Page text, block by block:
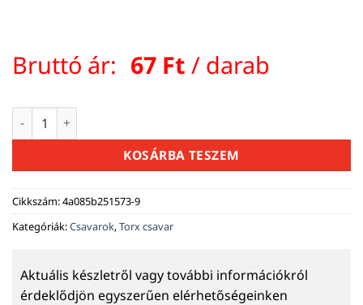
Bruttó ár: 67 Ft / darab
Faszerkezeti csavar lapos nagyfejű önmetsző 8x120
KOSÁRBA TESZEM
Cikkszám:4a085b251573-9
Kategóriák:Csavarok,Torx csavar
Aktuális készletről vagy további információkról
érdeklődjön egyszerűen elérhetőségeinken